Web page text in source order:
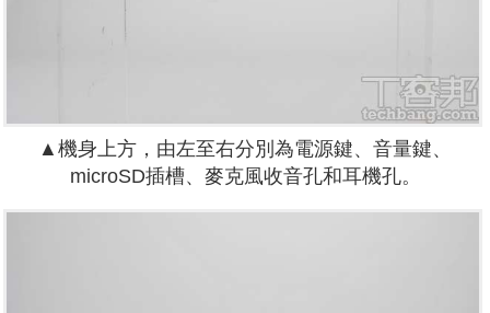
▲機身上方，由左至右分別為電源鍵、音量鍵、
microSD插槽、麥克風收音孔和耳機孔。